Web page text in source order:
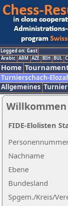
Logged on: Gast
Arabic ARM AZE BIH BUL
Home
Turnierschach-
Allgemeines
Willkommen
Nachname
Ebene
Bundesland
Spgem./Kreis/
FIDE-Elolisten